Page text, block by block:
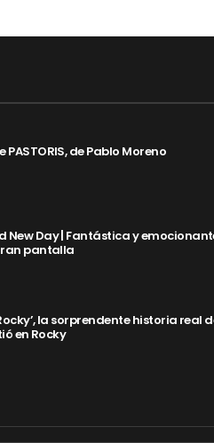
de Pablo Moreno
New Day | Fantástica y
pantalla
la sorprendente historia real
en Rocky